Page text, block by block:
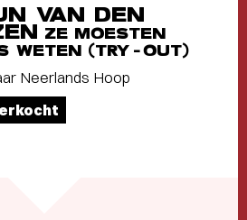
VAN DEN
ZE MOESTEN
WETEN (TRY-OUT)
Neerlands Hoop